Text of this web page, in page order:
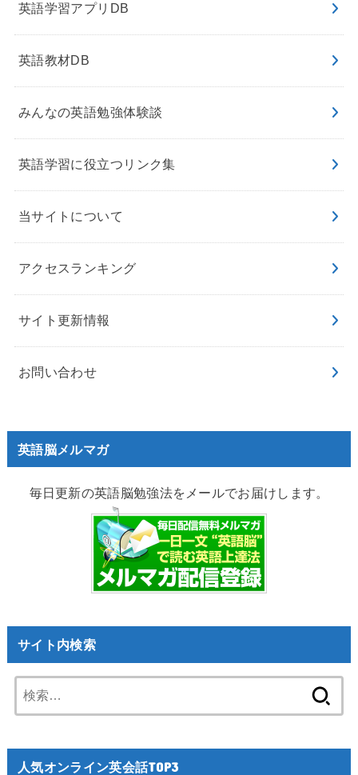
英語学習アプリDB
英語教材DB
みんなの英語勉強体験談
英語学習に役立つリンク集
当サイトについて
アクセスランキング
サイト更新情報
お問い合わせ
英語脳メルマガ
毎日更新の英語脳勉強法をメールでお届けします。
サイト内検索
索:
人気オンライン英会話TOP3